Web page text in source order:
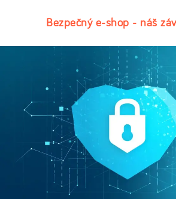
Bezpečný e-shop - náš